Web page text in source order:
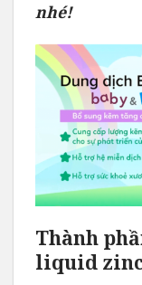
nhé!
Thành
liquid